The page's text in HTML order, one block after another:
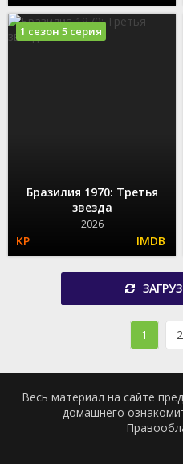
Бразилия 1970: Третья
звезда
2026
1 сезон 5 серия
1 2
Весь материал на сайте
домашнего